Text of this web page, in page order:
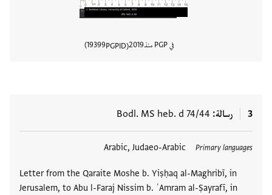
في PGP منذ 2019
PGPID
19399
3 رسالة Bodl. MS heb. d 74/44
Primary languages
Arabic, Judaeo-Arabic
Letter from the Qaraite Moshe b. Yiṣḥaq al-Maghribī, in
Jerusalem, to Abu l-Faraj Nissim b. ʿAmram al-Ṣayrafī, in
العلامات